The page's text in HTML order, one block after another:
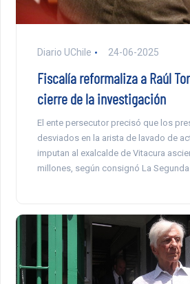
Diario UChile 24-06-2025
Fiscalía reformaliza a Raúl
cierre de la investigación
El ente persecutor precisó que los
desviados en la arista de lavado de
imputan al exalcalde de Vitacura
millones, según consignó La Segunda.